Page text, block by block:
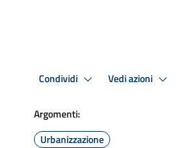
Condividi Vedi azioni
Argomenti:
Urbanizzazione